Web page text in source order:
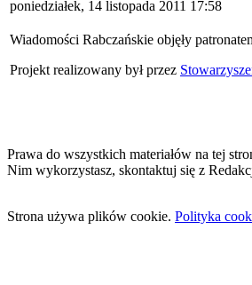
poniedziałek, 14 listopada 2011 17:58
Wiadomości Rabczańskie objęły
Projekt realizowany był przez
Prawa do wszystkich materiałów na tej
Nim wykorzystasz, skontaktuj się z
Strona używa plików cookie. Polityka